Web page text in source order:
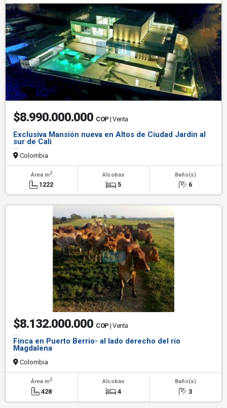
$8.990.000.000 COP | Venta
Exclusiva Mansión nueva en Altos de Ciudad Jardin al
sur de Cali
Colombia
Área m2
1222
Alcobas
5
Baño(s)
6
$8.132.000.000 COP | Venta
Finca en Puerto Berrio- al lado derecho del rio
Magdalena
Colombia
Área m2
428
Alcobas
4
Baño(s)
3